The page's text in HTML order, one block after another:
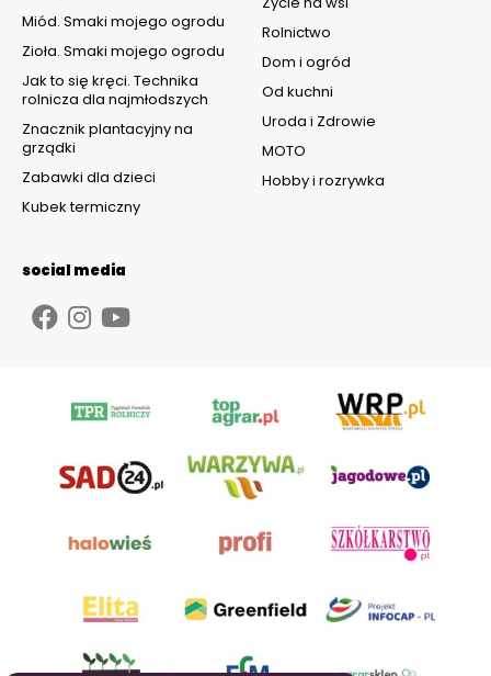
Rolnictwo
Dom i ogród
Od kuchni
Uroda i Zdrowie
MOTO
Hobby i rozrywka
Miód. Smaki mojego ogrodu
Zioła. Smaki mojego ogrodu
Jak to się kręci. Technika
rolnicza dla najmłodszych
Znacznik plantacyjny na
grządki
Zabawki dla dzieci
Kubek termiczny
social media